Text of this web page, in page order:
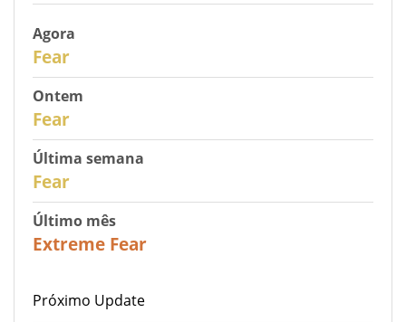
Agora
Fear
Ontem
Fear
Última semana
Fear
Último mês
Extreme Fear
Próximo Update